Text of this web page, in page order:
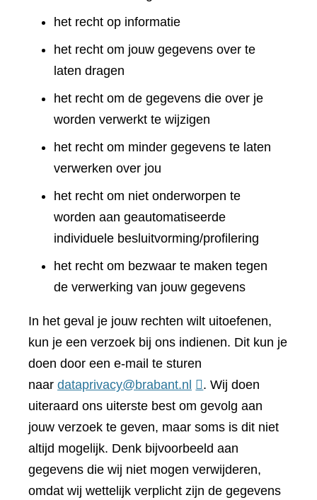
het recht op informatie
het recht om jouw gegevens over te
laten dragen
het recht om de gegevens die over je
worden verwerkt te wijzigen
het recht om minder gegevens te laten
verwerken over jou
het recht om niet onderworpen te
worden aan geautomatiseerde
individuele besluitvorming/profilering
het recht om bezwaar te maken tegen
de verwerking van jouw gegevens
In het geval je jouw rechten wilt uitoefenen,
kun je een verzoek bij ons indienen. Dit kun je
doen door een e-mail te sturen
naar dataprivacy@brabant.nl
. Wij doen
uiteraard ons uiterste best om gevolg aan
jouw verzoek te geven, maar soms is dit niet
altijd mogelijk. Denk bijvoorbeeld aan
gegevens die wij niet mogen verwijderen,
omdat wij wettelijk verplicht zijn de gegevens